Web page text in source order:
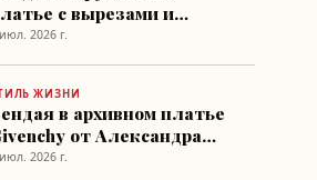
с вырезами и
на премьере
2026 г.
ЖИЗНИ
в архивном платье
от Александра
на фотоколле
2026 г.